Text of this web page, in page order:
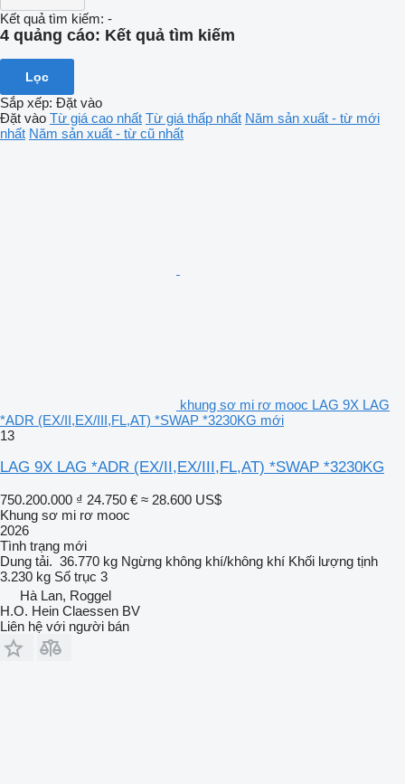
Kết quả tìm kiếm: -
4 quảng cáo: Kết quả tìm kiếm
Lọc
Sắp xếp: Đặt vào
Đặt vào Từ giá cao nhất Từ giá thấp nhất Năm sản xuất - từ mới
nhất Năm sản xuất - từ cũ nhất
khung sơ mi rơ mooc LAG 9X LAG
*ADR (EX/II,EX/III,FL,AT) *SWAP *3230KG mới
13
LAG 9X LAG *ADR (EX/II,EX/III,FL,AT) *SWAP *3230KG
750.200.000 ₫ 24.750 € ≈ 28.600 US$
Khung sơ mi rơ mooc
2026
Tình trạng mới
Dung tải. 36.770 kg Ngừng không khí/không khí Khối lượng tịnh
3.230 kg Số trục 3
Hà Lan, Roggel
H.O. Hein Claessen BV
Liên hệ với người bán